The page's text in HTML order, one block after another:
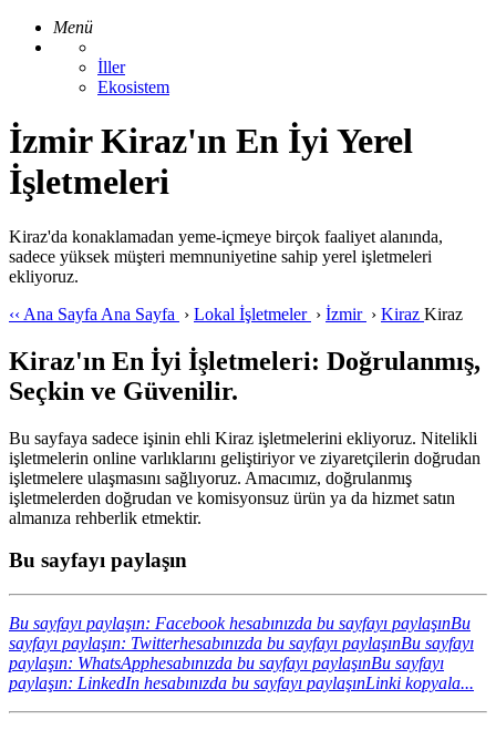
Menü
İller
Ekosistem
İzmir Kiraz'ın En İyi Yerel
İşletmeleri
Kiraz'da konaklamadan yeme-içmeye birçok faaliyet alanında,
sadece yüksek müşteri memnuniyetine sahip yerel işletmeleri
ekliyoruz.
‹‹ Ana Sayfa Ana Sayfa › Lokal İşletmeler › İzmir › Kiraz Kiraz
Kiraz'ın En İyi İşletmeleri: Doğrulanmış,
Seçkin ve Güvenilir.
Bu sayfaya sadece işinin ehli Kiraz işletmelerini ekliyoruz. Nitelikli
işletmelerin online varlıklarını geliştiriyor ve ziyaretçilerin doğrudan
işletmelere ulaşmasını sağlıyoruz. Amacımız, doğrulanmış
işletmelerden doğrudan ve komisyonsuz ürün ya da hizmet satın
almanıza rehberlik etmektir.
Bu sayfayı paylaşın
Bu sayfayı paylaşın: Facebook hesabınızda bu sayfayı paylaşınBu
sayfayı paylaşın: Twitterhesabınızda bu sayfayı paylaşınBu sayfayı
paylaşın: WhatsApphesabınızda bu sayfayı paylaşınBu sayfayı
paylaşın: LinkedIn hesabınızda bu sayfayı paylaşınLinki kopyala...